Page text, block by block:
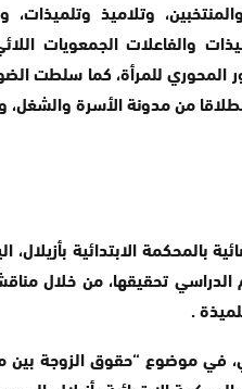
وتلاميذ
والفاعلات الجمعويات
المحوري للمرأة، كما سلطت
من مدونة الأسرة
بالمحكمة الابتدائية بأزيلال،
الدراسي تحقيقها، من خلال
.
في موضوع “حقوق الزوجة بين